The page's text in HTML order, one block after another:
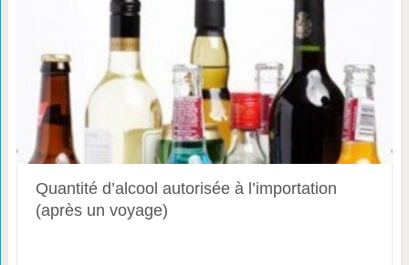
Quantité d’alcool autorisée à l’importation
(après un voyage)